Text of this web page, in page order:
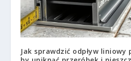
Jak sprawdzić odpływ